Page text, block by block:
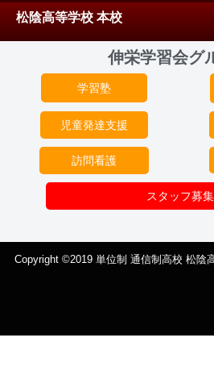
松陰高等学校 本校
伸栄学習会グ
学習塾
児童発達支援
訪問看護
スタッフ募集
Copyright ©2019 単位制 通信制高校 松陰